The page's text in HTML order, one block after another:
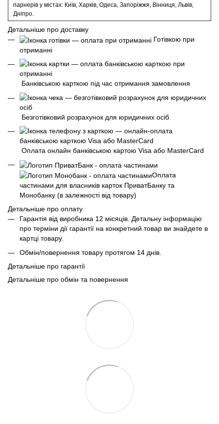
парнерів у містах: Київ, Харків, Одеса, Запоріжжя, Вінниця, Львів,
Дніпро.
Детальніше про доставку
Готівкою при
отриманні
Банківською карткою під час отримання замовлення
Безготівковий розрахунок для юридичних осіб
Оплата онлайн банківською картою Visa або MasterCard
Оплата
частинами для власників карток ПриватБанку та
Монобанку (в залежності від товару)
Детальніше про оплату
Гарантія від виробника 12 місяців. Детальну інформацію
про терміни дії гарантії на конкретний товар ви знайдете в
картці товару.
Обмін/повернення товару протягом 14 днів.
Детальніше про гарантії
Детальніше про обмін та повернення